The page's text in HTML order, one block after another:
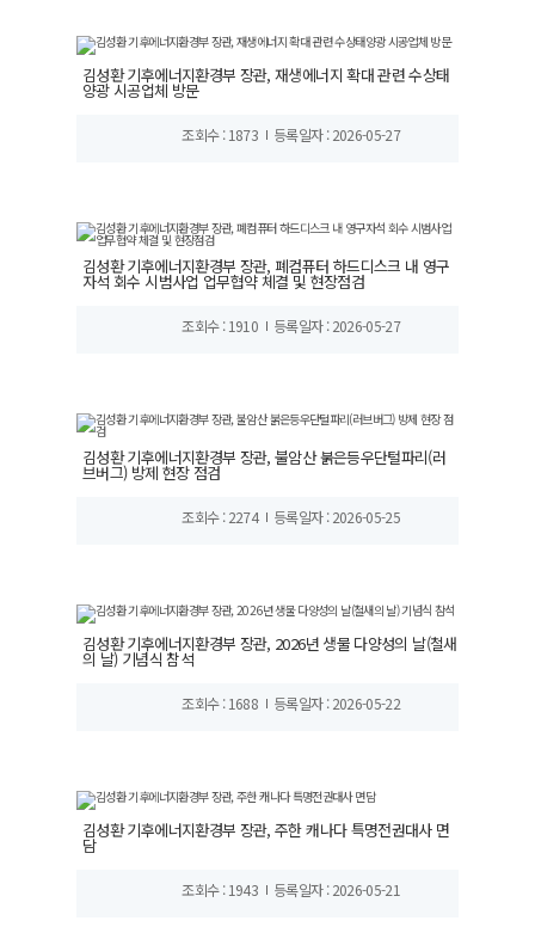
김성환 기후에너지환경부 장관, 재생에너지 확대 관련 수상태
양광 시공업체 방문
조회수 : 1873 등록일자 : 2026-05-27
김성환 기후에너지환경부 장관, 폐컴퓨터 하드디스크 내 영구
자석 회수 시범사업 업무협약 체결 및 현장점검
조회수 : 1910 등록일자 : 2026-05-27
김성환 기후에너지환경부 장관, 불암산 붉은등우단털파리(러
브버그) 방제 현장 점검
조회수 : 2274 등록일자 : 2026-05-25
김성환 기후에너지환경부 장관, 2026년 생물 다양성의 날(철새
의 날) 기념식 참석
조회수 : 1688 등록일자 : 2026-05-22
김성환 기후에너지환경부 장관, 주한 캐나다 특명전권대사 면
담
조회수 : 1943 등록일자 : 2026-05-21